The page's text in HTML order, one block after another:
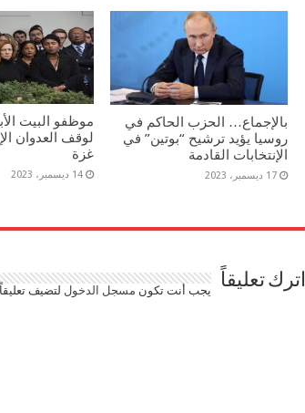
بالإجماع… الحزب الحاكم في
روسيا يؤيد ترشيح “بوتين” في
الإنتخابات القادمة
17 ديسمبر، 2023
موظفو البيت
لوقف العدوان
غزة
14 ديسمبر، 2023
اترك تعليقاً يجب أنت تكون مسجل الدخول لتضيف